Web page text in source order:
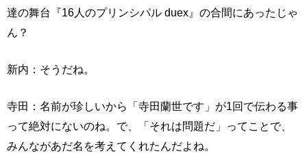
達の舞台『16人のプリンシパル duex』の合間にあったじゃ
ん？
新内：そうだね。
寺田：名前が珍しいから「寺田蘭世です」が1回で伝わる事
って絶対にないのね。で、「それは問題だ」ってことで、
みんながあだ名を考えてくれたんだよね。